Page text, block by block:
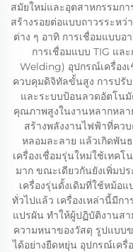
สมัยใหม่และอุตสาหกรรมก
สร้างรอยต่อแบบถาวรระห
ต่าง ๆ อาทิ การเชื่อมแบบ
การเชื่อมแบบ TIG แล
Welding) อุปกรณ์เครื่อง
ควบคุมดิจิทัลขั้นสูง การปรั
และระบบป้อนลวดอัตโน
คุณภาพสูงในงานหลากหล
สร้างพลังงานไฟฟ้าที่คว
หลอมละลาย แล้วเกิดพัน
เครื่องเชื่อมรุ่นใหม่ใช้เทค
มาก ขณะเดียวกันยังเพิ่มป
เครื่องรุ่นดั้งเดิมที่ใช้หม้อ
ทั่วไปแล้ว เครื่องเหล่านี้มีก
แปรผัน ทำให้ผู้ปฏิบัติงานสา
ความหนาของวัสดุ รูปแบบ
ได้อย่างยืดหยุ่น อุปกรณ์เครื่